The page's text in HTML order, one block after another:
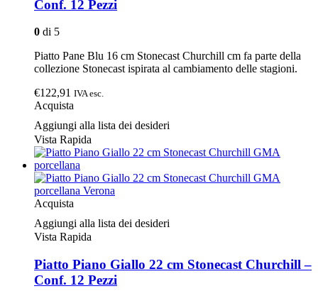
Conf. 12 Pezzi
0 di 5
Piatto Pane Blu 16 cm Stonecast Churchill cm fa parte della
collezione Stonecast ispirata al cambiamento delle stagioni.
€122,91 IVA esc.
Acquista
Aggiungi alla lista dei desideri
Vista Rapida
Acquista
Aggiungi alla lista dei desideri
Vista Rapida
Piatto Piano Giallo 22 cm Stonecast Churchill –
Conf. 12 Pezzi